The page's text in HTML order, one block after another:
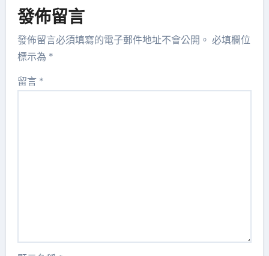
發佈留言
發佈留言必須填寫的電子郵件地址不會公開。 必填欄位
標示為 *
留言 *